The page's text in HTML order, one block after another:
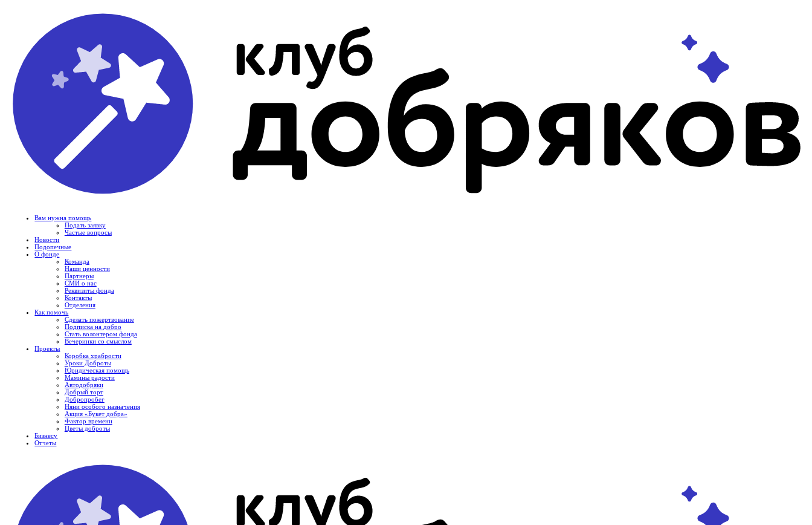
Вам нужна помощь
Подать заявку
Частые вопросы
Новости
Подопечные
О фонде
Команда
Наши ценности
Партнеры
СМИ о нас
Реквизиты фонда
Контакты
Отделения
Как помочь
Сделать пожертвование
Подписка на добро
Стать волонтером фонда
Вечеринки со смыслом
Проекты
Коробка храбрости
Уроки Доброты
Юридическая помощь
Мамины радости
Автодобряки
Добрый торт
Добропробег
Няни особого назначения
Акция «Букет добра»
Фактор времени
Цветы доброты
Бизнесу
Отчеты